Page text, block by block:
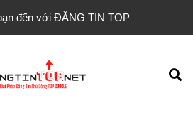
đến với ĐĂNG TIN TOP